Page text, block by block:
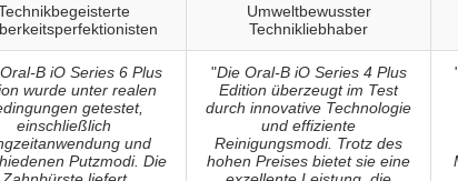
Umweltbewusster
Technikliebhaber
B iO Series 6 Plus
wurde unter realen
getestet,
einschließlich
und
Putzmodi. Die
"Die Oral-B iO Series 4 Plus
Edition überzeugt im Test
durch innovative Technologie
und effiziente
Reinigungsmodi. Trotz des
hohen Preises bietet sie eine